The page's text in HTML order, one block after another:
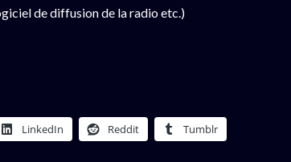
de diffusion de la radio etc.)
LinkedIn Reddit Tumblr